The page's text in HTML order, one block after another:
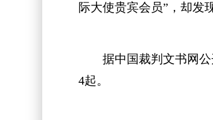
际大使贵宾会员”，却发
据中国裁判文书网公
4起。